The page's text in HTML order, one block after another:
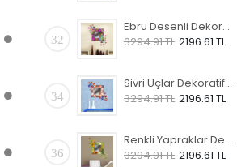
32
Ebru Desenli Dekoratif Ahşap Çerçeveli Ayna
3294.91 TL 2196.61 TL
34
Sivri Uçlar Dekoratif Ahşap Çerçeveli Ayna
3294.91 TL 2196.61 TL
36
Renkli Yapraklar Dekoratif Ahşap Çerçeveli Ayna
3294.91 TL 2196.61 TL